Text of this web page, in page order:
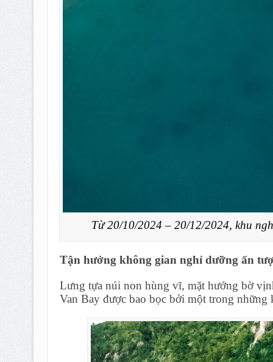
Từ 20/10/2024 – 20/12/2024, khu
Tận hưởng không gian nghỉ dưỡng ấn
Lưng tựa núi non hùng vĩ, mặt hướng bờ
Van Bay được bao bọc bởi một trong